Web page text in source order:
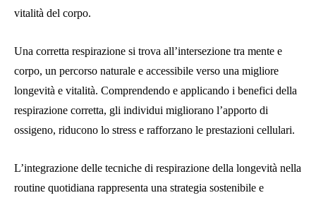
vitalità del corpo.
Una corretta respirazione si trova all’intersezione tra mente e
corpo, un percorso naturale e accessibile verso una migliore
longevità e vitalità. Comprendendo e applicando i benefici della
respirazione corretta, gli individui migliorano l’apporto di
ossigeno, riducono lo stress e rafforzano le prestazioni cellulari.
L’integrazione delle tecniche di respirazione della longevità nella
routine quotidiana rappresenta una strategia sostenibile e